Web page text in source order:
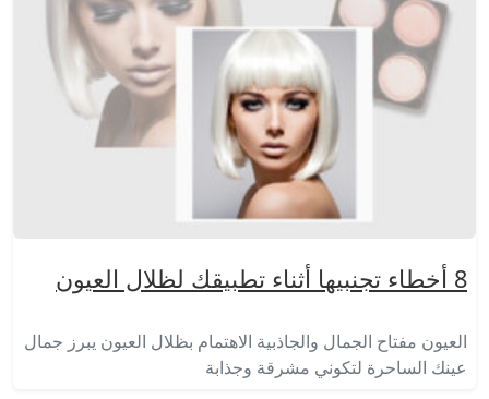
8 أخطاء تجنبيها أثناء تطبيقك لظلال العيون
العيون مفتاح الجمال والجاذبية الاهتمام بظلال العيون يبرز جمال
عينك الساحرة لتكوني مشرقة وجذابة